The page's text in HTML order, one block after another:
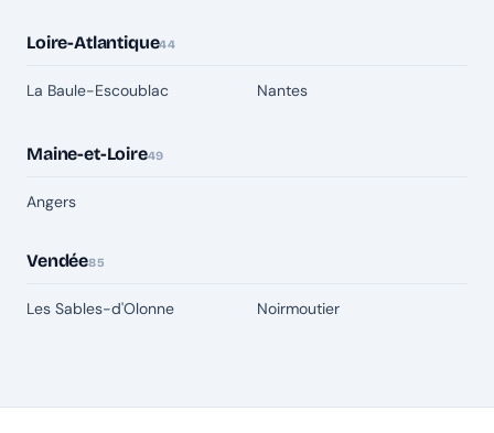
Loire-Atlantique44
La Baule-Escoublac Nantes
Maine-et-Loire49
Angers
Vendée85
Les Sables-d'Olonne Noirmoutier